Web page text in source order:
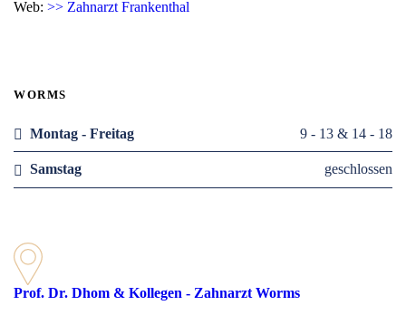
Web: >> Zahnarzt Frankenthal
WORMS
Montag - Freitag 9 - 13 & 14 - 18
Samstag geschlossen
Prof. Dr. Dhom & Kollegen - Zahnarzt Worms